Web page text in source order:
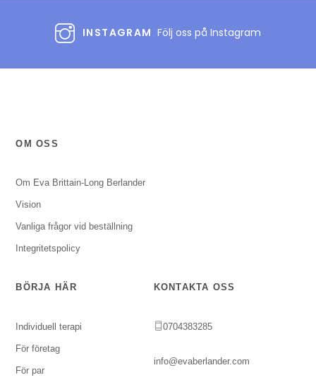
INSTAGRAM Följ oss på Instagram
OM OSS
Om Eva Brittain-Long Berlander
Vision
Vanliga frågor vid beställning
Integritetspolicy
BÖRJA HÄR
Individuell terapi
För företag
För par
KONTAKTA OSS
0704383285
info@evaberlander.com